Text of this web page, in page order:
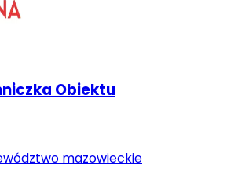
Obiektu
mazowieckie